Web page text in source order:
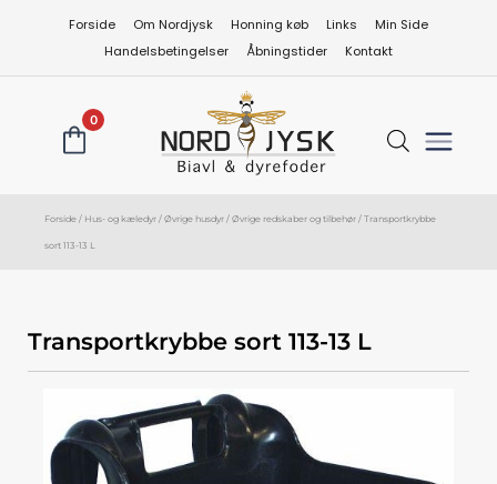
Forside Om Nordjysk Honning køb Links
Min Side
Handelsbetingelser
Åbningstider Kontakt
0
Forside / Hus- og kæledyr / Øvrige husdyr / Øvrige redskaber og tilbehør / Transportkrybbe
sort 113-13 L
Transportkrybbe sort 113-13 L